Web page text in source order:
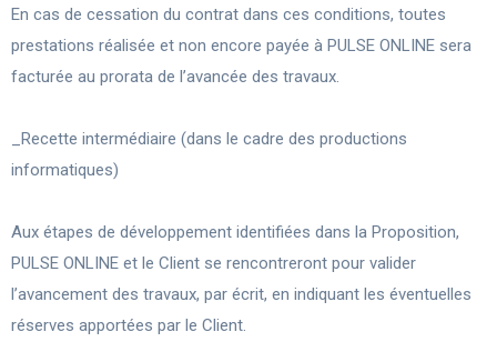
En cas de cessation du contrat dans ces conditions, toutes
prestations réalisée et non encore payée à PULSE ONLINE sera
facturée au prorata de l’avancée des travaux.
_Recette intermédiaire (dans le cadre des productions
informatiques)
Aux étapes de développement identifiées dans la Proposition,
PULSE ONLINE et le Client se rencontreront pour valider
l’avancement des travaux, par écrit, en indiquant les éventuelles
réserves apportées par le Client.